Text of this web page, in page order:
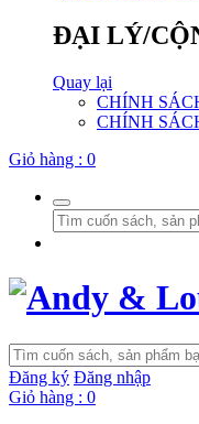
ĐẠI LÝ/
Quay lại
CHÍNH
CHÍNH
Giỏ hàng : 0
Đăng ký Đăng nhập
Giỏ hàng : 0